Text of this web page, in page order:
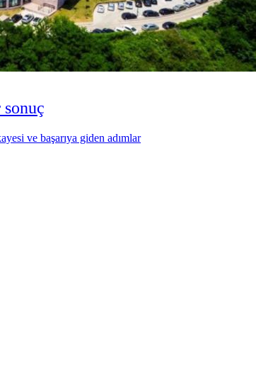
ve başarıya giden adımlar